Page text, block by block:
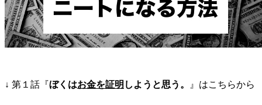
↓ 第１話『ぼくはお金を証明 しようと思う。 』はこちらから